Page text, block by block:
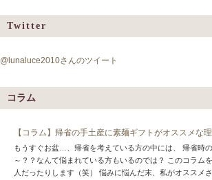
Twitter
@lunaluce2010さんのツイート
コラム
【コラム】帰省の手土産に素麺ギフトがオススメな
もうすぐお盆…、帰省を考えている方の中には、 帰省時
～？？なんて悩まれている方もいるのでは？ このコラム
人だったりします（笑） 悩みに悩んだ末、私がオススメ